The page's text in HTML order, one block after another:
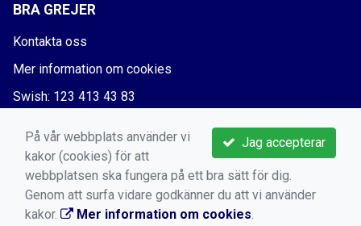
BRA GREJER
Kontakta oss
Mer information om cookies
Swish: 123 413 43 83
Jag accepterar
På vår webbplats använder vi
kakor (cookies) för att
webbplatsen ska fungera på ett bra sätt för dig.
Genom att surfa vidare godkänner du att vi använder
kakor.
Mer information om cookies.